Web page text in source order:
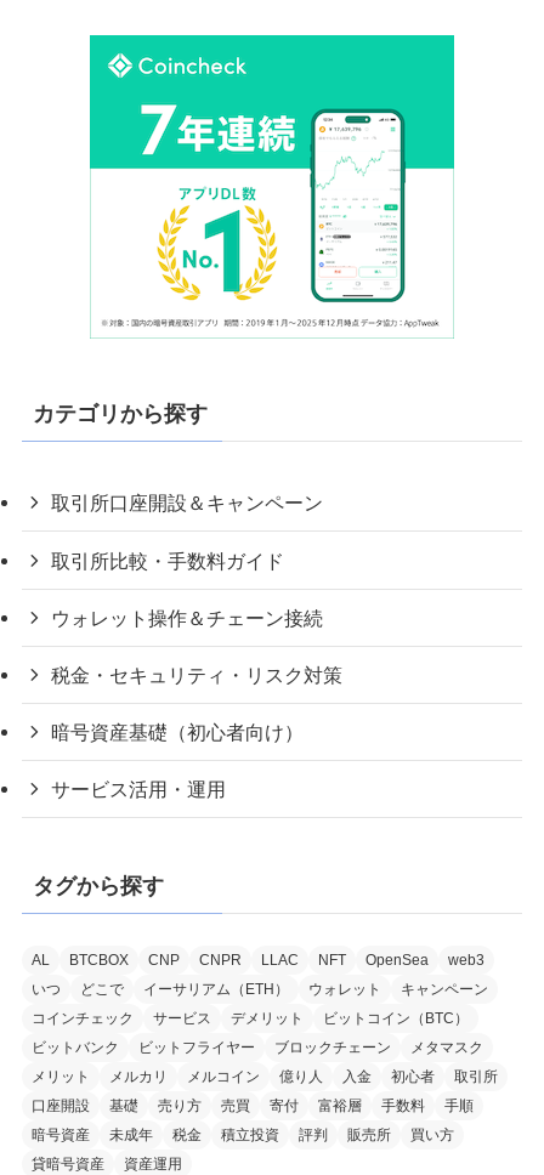
カテゴリから探す
取引所口座開設＆キャンペーン
取引所比較・手数料ガイド
ウォレット操作＆チェーン接続
税金・セキュリティ・リスク対策
暗号資産基礎（初心者向け）
サービス活用・運用
タグから探す
AL BTCBOX CNP CNPR LLAC NFT OpenSea
web3
いつ
どこで イーサリアム（ETH） ウォレット
キャンペーン
コインチェック
サービス デメリット
ビットコイン（BTC）
ビットバンク
ビットフライヤー ブロックチェーン
メタマスク
メリット
メルカリ メルコイン 億り人 入金 初心者
取引所
口座開設
基礎 売り方 売買 寄付 富裕層 手数料
手順
暗号資産
未成年 税金 積立投資 評判 販売所
買い方
貸暗号資産
資産運用